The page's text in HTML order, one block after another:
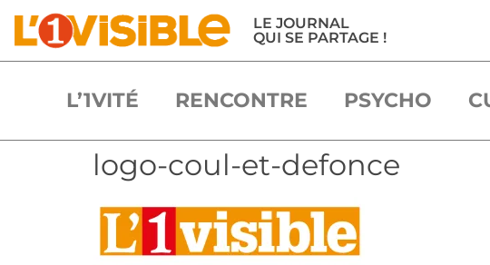
LE JOURNAL
QUI SE PARTAGE !
L’1VITÉ RENCONTRE PSYCHO
logo-coul-et-defonce